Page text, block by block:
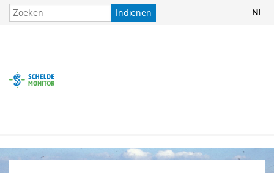
Overslaan
en
gaan
Indienen NL